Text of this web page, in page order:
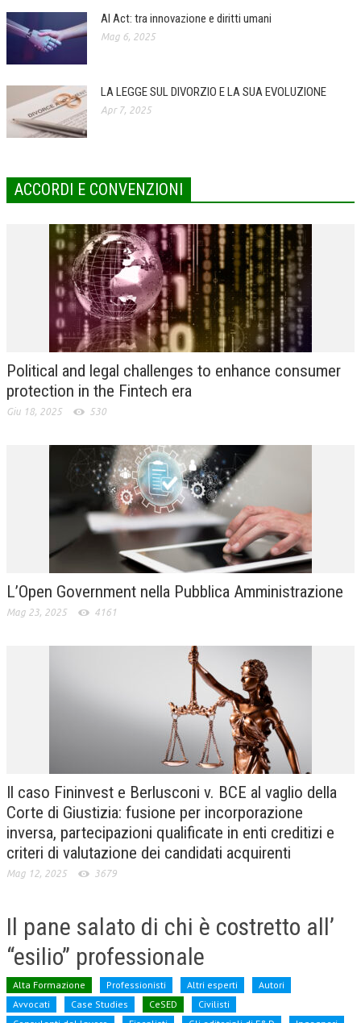
CORPORATE SOCIAL RESPONSIBILITY
INTERNAZIONALIZZAZIONE
HUMAN RESOURCES
MARKETING
RISK MANAGEMENT
SVILUPPO SOSTENIBILE
PERSONA E CITTÀ
L’UMANISTA
DIRITTO PENALE D’IMPRESA
DIRITTO DEL LAVORO
DIRITTO DEL WEB
DIRITTO DELLE IMPRESE IN CRISI
CRIMINOLOGIA E CRIMINALISTICA
SICUREZZA SUL LAVORO
DIRITTO TRIBUTARIO
PRASSI
AMMINISTRATIVA
TRIBUTARIA
COSTITUZIONALE
CIVILE
TRIBUTARIA
PENALE
AI Act: tra innovazione e diritti umani
Mag 6, 2025
LA LEGGE SUL DIVORZIO E LA SUA EVOLUZIONE
Apr 7, 2025
ACCORDI E CONVENZIONI
Political and legal challenges to enhance consumer
protection in the Fintech era
Giu 18, 2025 530
L’Open Government nella Pubblica Amministrazione
Mag 23, 2025 4161
Il caso Fininvest e Berlusconi v. BCE al vaglio della
Corte di Giustizia: fusione per incorporazione
inversa, partecipazioni qualificate in enti creditizi e
criteri di valutazione dei candidati acquirenti
Mag 12, 2025 3679
Il pane salato di chi è costretto all’
“esilio” professionale
Alta Formazione Professionisti Altri esperti
Autori
Avvocati
Case Studies CeSED
Civilisti